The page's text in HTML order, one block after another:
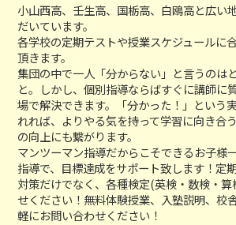
小山西高、壬生高、国栃高、白鴎高と広い
だいています。
各学校の定期テストや授業スケジュールに
頂きます。
集団の中で一人「分からない」と言うのは
と。しかし、個別指導ならばすぐに講師に
場で解決できます。「分かった！」という
れれば、よりやる気を持って学習に向き合
の向上にも繋がります。
マンツーマン指導だからこそできるお子様
指導で、目標達成をサポート致します！定
対策だけでなく、各種検定(英検・数検・
せください！無料体験授業、入塾説明、校
軽にお問い合わせください！